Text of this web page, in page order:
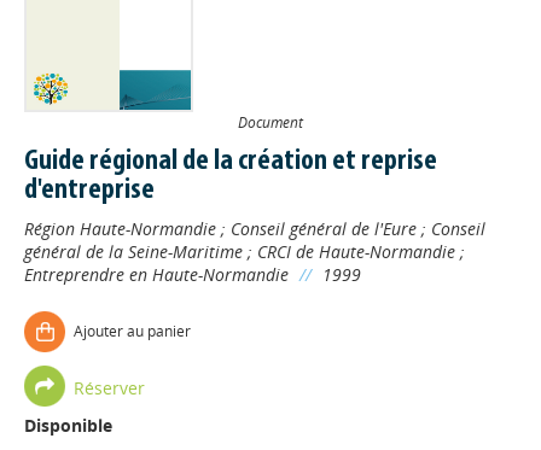
Document
Guide régional de la création et reprise
d'entreprise
Région Haute-Normandie ; Conseil général de l'Eure ; Conseil
général de la Seine-Maritime ; CRCI de Haute-Normandie ;
Entreprendre en Haute-Normandie // 1999
Ajouter au panier
Réserver
Disponible